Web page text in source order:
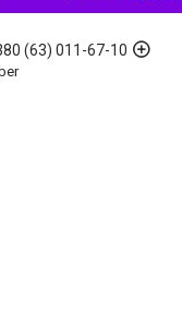
(63) 011-67-10